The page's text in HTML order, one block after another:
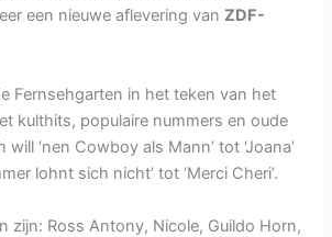
een nieuwe aflevering vanZDF-
Fernsehgarten in het teken van het
kulthits, populaire nummers en oude
will ‘nen Cowboy als Mann’ tot ‘Joana’
lohnt sich nicht’ tot ‘Merci Cheri’.
zijn: Ross Antony, Nicole, Guildo Horn,